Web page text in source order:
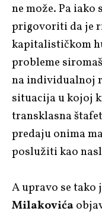
ne može. Pa
prigovoriti da je
kapitalističkom
probleme
na individualnoj
situacija u kojoj
transklasna
predaju onima
poslužiti kao
A upravo se tako
Milakovića